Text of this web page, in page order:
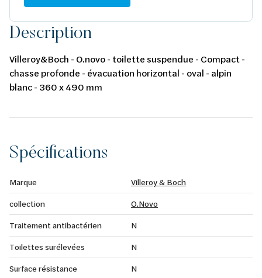
Description
Villeroy&Boch - O.novo - toilette suspendue - Compact -
chasse profonde - évacuation horizontal - oval - alpin
blanc - 360 x 490 mm
Spécifications
Marque
Villeroy & Boch
collection
O.Novo
Traitement antibactérien
N
Toilettes surélevées
N
Surface résistance
N